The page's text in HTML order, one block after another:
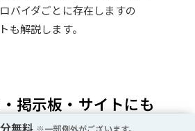
バイダごとに存在しますの
も解説します。
掲示板・サイトにも
士チームが対応しま
※一部例外がございます。